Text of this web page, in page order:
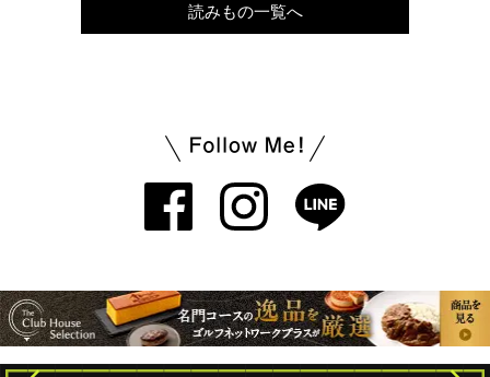
読みもの一覧へ